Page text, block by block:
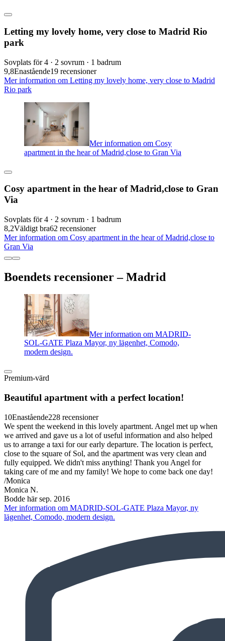
Letting my lovely home, very close to Madrid Rio
park
Sovplats för 4 · 2 sovrum · 1 badrum
9,8Enastående19 recensioner
Mer information om Letting my lovely home, very close to Madrid
Rio park
Mer information om Cosy
apartment in the hear of Madrid,close to Gran Via
Cosy apartment in the hear of Madrid,close to Gran
Via
Sovplats för 4 · 2 sovrum · 1 badrum
8,2Väldigt bra62 recensioner
Mer information om Cosy apartment in the hear of Madrid,close to
Gran Via
Boendets recensioner – Madrid
Mer information om MADRID-
SOL-GATE Plaza Mayor, ny lägenhet, Comodo,
modern design.
Premium-värd
Beautiful apartment with a perfect location!
10Enastående228 recensioner
We spent the weekend in this lovely apartment. Angel met up when
we arrived and gave us a lot of useful information and also helped
us to arrange a taxi for our early departure. The location is perfect,
close to the square of Sol, and the apartment was very clean and
fully equipped. We didn't miss anything! Thank you Angel for
taking care of me and my family! We hope to come back one day!
/Monica
Monica N.
Bodde här sep. 2016
Mer information om MADRID-SOL-GATE Plaza Mayor, ny
lägenhet, Comodo, modern design.